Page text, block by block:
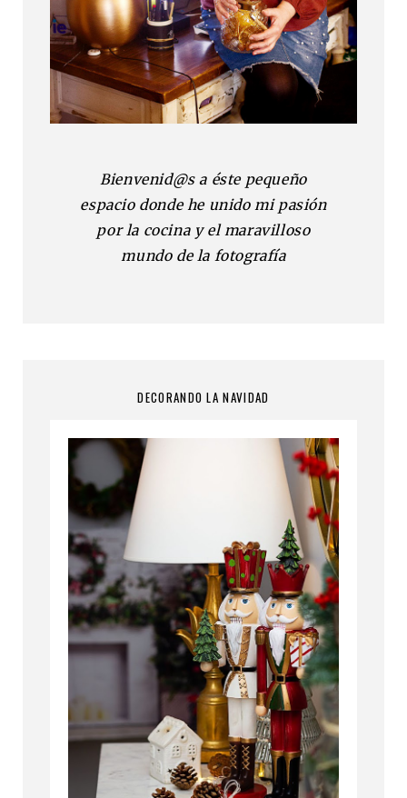
Bienvenid@s a éste pequeño
espacio donde he unido mi pasión
por la cocina y el maravilloso
mundo de la fotografía
DECORANDO LA NAVIDAD